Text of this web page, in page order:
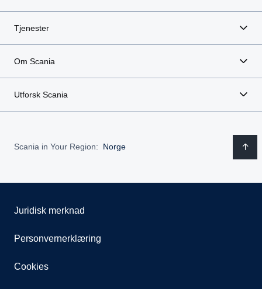
Tjenester
Om Scania
Utforsk Scania
Scania in Your Region: Norge
Juridisk merknad
Personvernerklæring
Cookies